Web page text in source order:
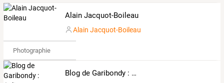
Alain Jacquot-Boileau
Alain Jacquot-Boileau
Photographie
Blog de Garibondy : Culture, traditions, costume régional de Provence.